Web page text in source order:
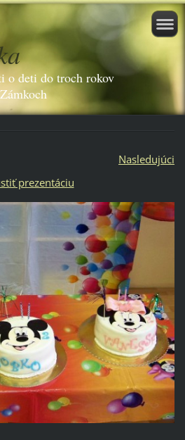
o deti do troch rokov
Nasledujúci
prezentáciu